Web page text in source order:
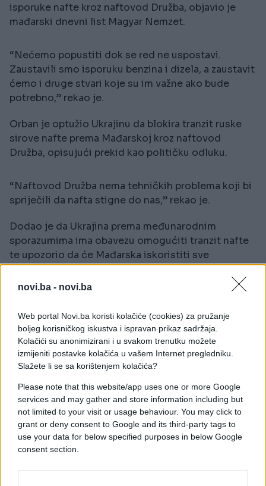
novi.ba - novi.ba
Web portal Novi.ba koristi kolačiće (cookies) za pružanje
boljeg korisničkog iskustva i ispravan prikaz sadržaja.
Kolačići su anonimizirani i u svakom trenutku možete
izmijeniti postavke kolačića u vašem Internet pregledniku.
Slažete li se sa korištenjem kolačića?
Please note that this website/app uses one or more Google
services and may gather and store information including but
not limited to your visit or usage behaviour. You may click to
grant or deny consent to Google and its third-party tags to
use your data for below specified purposes in below Google
consent section.
isporuke nafte kroz naftovod Družba, objavio je
mađarski dnevni list Magyar Nemzet.
“Nećemo popustiti dok se red ne uspostavi.
Zaustavili smo isporuku benzina i dizela, a zaustavit
ćemo i druge stvari koje su im važne ako bude
potrebno,” rekao je.
Orban je optužio Ukrajinu da blokira tranzit ruske
sirove nafte prema Mađarskoj kroz naftovod
Družba, opisujući prekid kao političku odluku.
“Naftovod Družba nema tehničkih problema koji bi
spriječili da nafta stigne do nas,” rekao je.
Dodao je da Ukrajina prema međunarodnim
sporazumima ima obavezu omogućiti tranzit nafte
te upozorio da će Mađarska iskoristiti sve
dostupne alate kako bi zaštitila svoje interese.
rekao je Orban.
Mađarska je također zaprijetila da će blokirati
finansijski paket od 90 milijardi eura (oko 104
ne obnove.
Budimpešta u velikoj mjeri zavisi od ruske sirove
nafte koja se transportuje kroz naftovod Družba
preko teritorije Ukrajine. Orban je rekao da spor